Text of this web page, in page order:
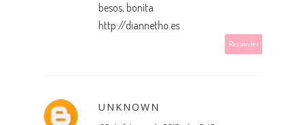
besos, bonita
http://diannetho.es
Responder
UNKNOWN